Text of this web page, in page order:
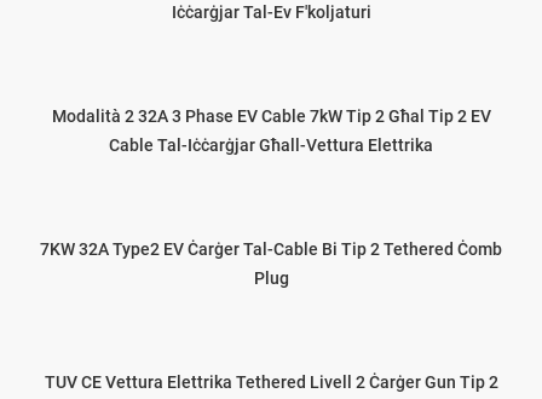
Iċċarġjar Tal-Ev F'koljaturi
Modalità 2 32A 3 Phase EV Cable 7kW Tip 2 Għal Tip 2 EV
Cable Tal-Iċċarġjar Għall-Vettura Elettrika
7KW 32A Type2 EV Ċarġer Tal-Cable Bi Tip 2 Tethered Ċomb
Plug
TUV CE Vettura Elettrika Tethered Livell 2 Ċarġer Gun Tip 2